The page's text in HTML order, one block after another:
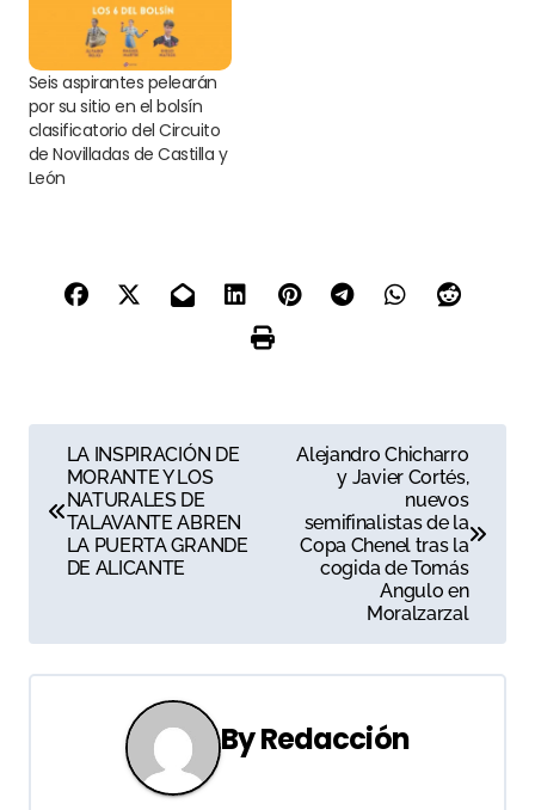
Seis aspirantes pelearán
por su sitio en el bolsín
clasificatorio del Circuito
de Novilladas de Castilla y
León
a
g
a
LA INSPIRACIÓN DE
MORANTE Y LOS
NATURALES DE
TALAVANTE ABREN
LA PUERTA GRANDE
DE ALICANTE
Alejandro Chicharro
y Javier Cortés,
nuevos
semifinalistas de la
Copa Chenel tras la
cogida de Tomás
Angulo en
Moralzarzal
ByRedacción